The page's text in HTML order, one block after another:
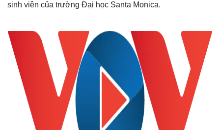
sinh viên của trường Đại học Santa Monica.